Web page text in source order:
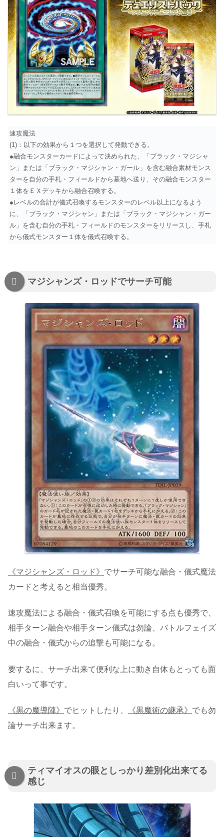
速攻魔法
(1)：以下の効果から１つを選択して発動できる。
●融合モンスターカードによって決められた、「ブラック・マジシャ
ン」または「ブラック・マジシャン・ガール」を含む融合素材モンス
ターを自分の手札・フィールドから墓地へ送り、その融合モンスター
１体をＥＸデッキから融合召喚する。
●レベルの合計が儀式召喚するモンスターのレベル以上になるよう
に、「ブラック・マジシャン」または「ブラック・マジシャン・ガー
ル」を含む自分の手札・フィールドのモンスターをリリースし、手札
から儀式モンスター１体を儀式召喚する。
マジシャンズ・ロッドでサーチ可能
《マジシャンズ・ロッド》 でサーチ可能な融合・儀式魔法
カードと考えると相当優秀。
速攻魔法による融合・儀式召喚を可能にする点も優秀で、
相手ターン融合や相手ターン儀式は勿論、バトルフェイズ
中の融合・儀式からの追撃も可能になる。
要するに、サーチ出来て便利な上に動き自体もとっても面
白いって事です。
《黒の魔導陣》 でヒットしたり、 《黒魔術の継承》 でも勿
論サーチ出来ます。
ティマイオスの眼としっかり差別化出来てる
感じ